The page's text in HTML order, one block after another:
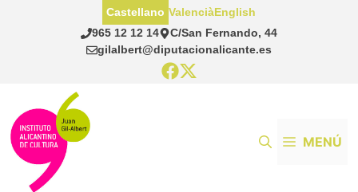
965 12 12 14
C/San Fernando, 44
gilalbert@diputacionalicante.es
Castellano ValenciàEnglish
MENÚ